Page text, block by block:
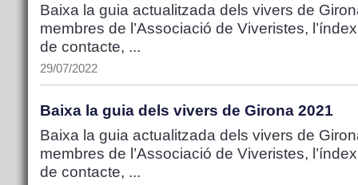
Baixa la guia actualitzada dels vivers de
membres de l’Associació de Viveristes,
de contacte, ...
29/07/2022
Baixa la guia dels vivers de Girona 2021
Baixa la guia actualitzada dels vivers de
membres de l’Associació de Viveristes,
de contacte, ...